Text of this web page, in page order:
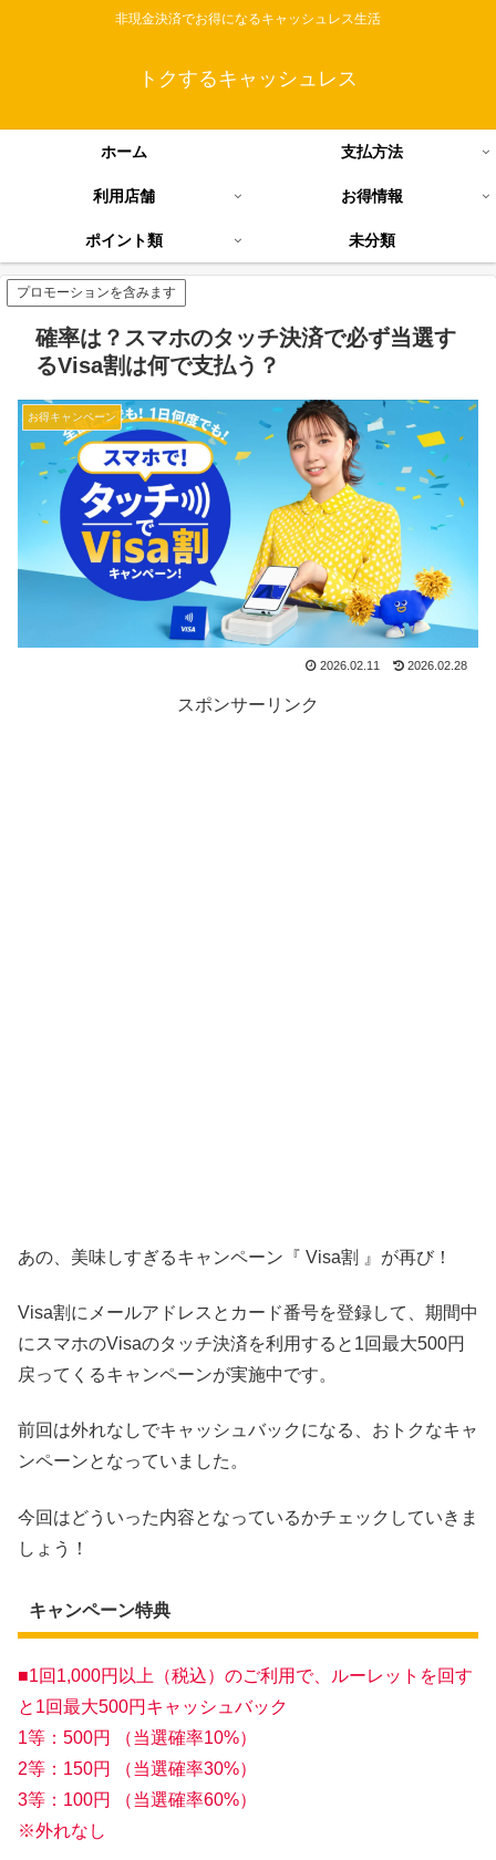
非現金決済でお得になるキャッシュレス生活
トクするキャッシュレス
ホーム 支払方法
利用店舗 お得情報
ポイント類 未分類
プロモーションを含みます
確率は？スマホのタッチ決済で必ず当選す
るVisa割は何で支払う？
お得キャンペーン
2026.02.11 2026.02.28
スポンサーリンク
あの、美味しすぎるキャンペーン『 Visa割 』が再び！
Visa割にメールアドレスとカード番号を登録して、期間中
にスマホのVisaのタッチ決済を利用すると1回最大500円
戻ってくるキャンペーンが実施中です。
前回は外れなしでキャッシュバックになる、おトクなキャ
ンペーンとなっていました。
今回はどういった内容となっているかチェックしていきま
しょう！
キャンペーン特典
■1回1,000円以上（税込）のご利用で、ルーレットを回す
と1回最大500円キャッシュバック
1等：500円 （当選確率10%）
2等：150円 （当選確率30%）
3等：100円 （当選確率60%）
※外れなし